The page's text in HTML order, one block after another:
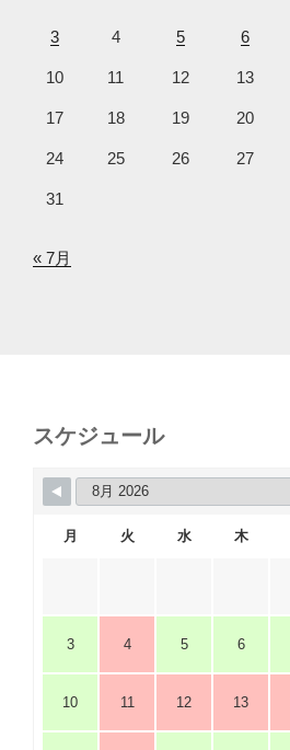
3 4 5 6
10 11 12 13
17 18 19 20
24 25 26 27
31
« 7月
スケジュール
月 火 水 木
3 4 5 6
10 11 12 13